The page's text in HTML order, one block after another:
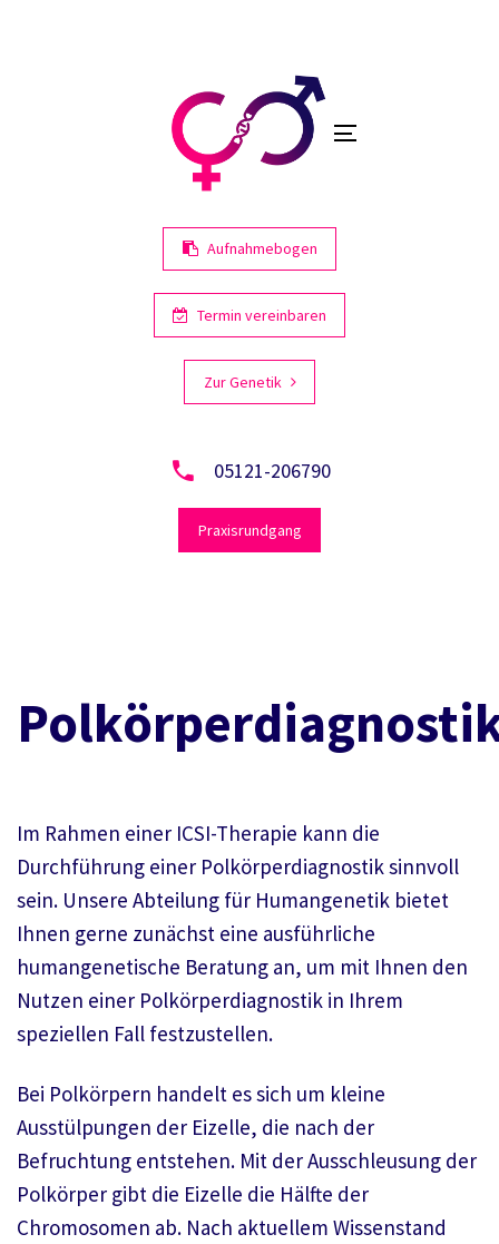
überspringen
Toggle
Aufnahmebogen
Termin vereinbaren
Zur Genetik
05121-206790
Praxisrundgang
Im Rahmen einer ICSI-Therapie kann die
Durchführung einer Polkörperdiagnostik sinnvoll
sein. Unsere Abteilung für Humangenetik bietet
Ihnen gerne zunächst eine ausführliche
humangenetische Beratung an, um mit Ihnen den
Nutzen einer Polkörperdiagnostik in Ihrem
speziellen Fall festzustellen.
Bei Polkörpern handelt es sich um kleine
Ausstülpungen der Eizelle, die nach der
Befruchtung entstehen. Mit der Ausschleusung der
Polkörper gibt die Eizelle die Hälfte der
Chromosomen ab. Nach aktuellem Wissenstand